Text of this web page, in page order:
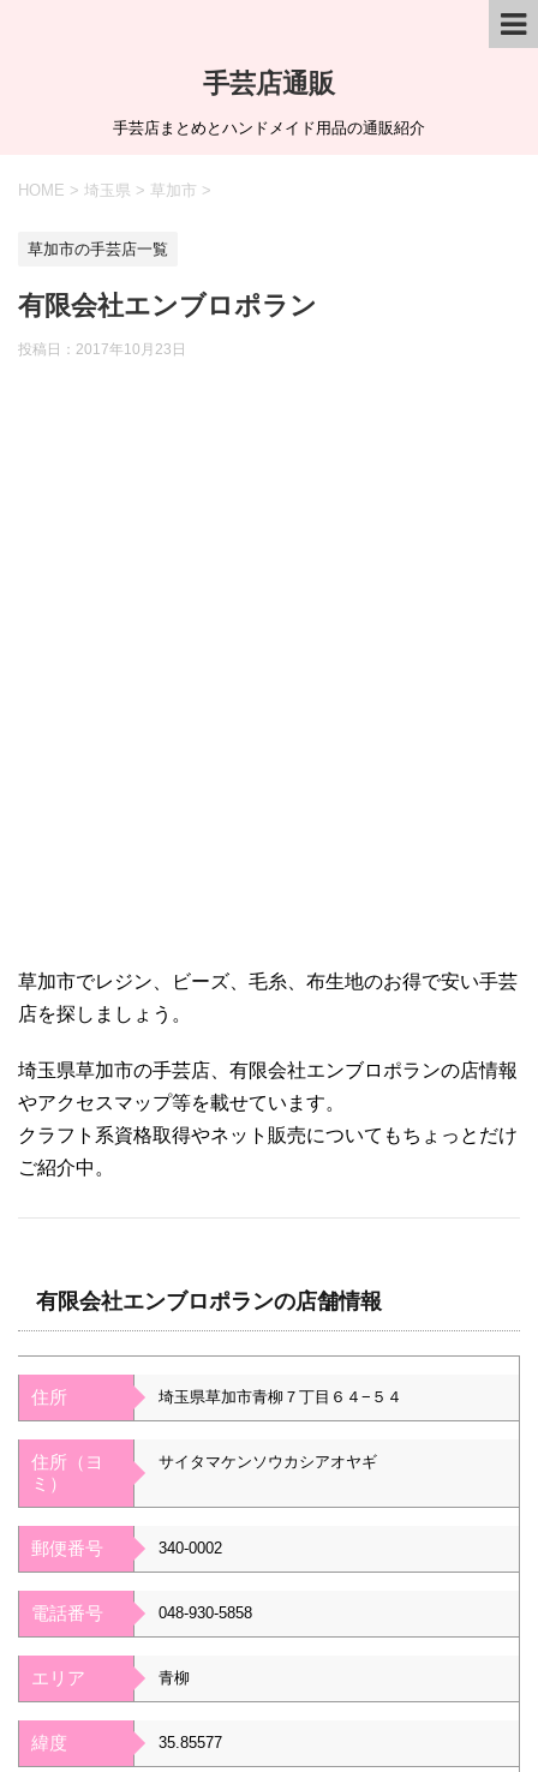
手芸店通販
手芸店まとめとハンドメイド用品の通販紹介
HOME > 埼玉県 > 草加市 >
草加市の手芸店一覧
有限会社エンブロポラン
投稿日： 2017年10月23日
草加市でレジン、ビーズ、毛糸、布生地のお得で安い手芸
店を探しましょう。
埼玉県草加市の手芸店、有限会社エンブロポランの店情報
やアクセスマップ等を載せています。
クラフト系資格取得やネット販売についてもちょっとだけ
ご紹介中。
有限会社エンブロポランの店舗情報
住所 埼玉県草加市青柳７丁目６４−５４
住所（ヨ
ミ）
サイタマケンソウカシアオヤギ
郵便番号 340-0002
電話番号 048-930-5858
エリア 青柳
緯度 35.85577